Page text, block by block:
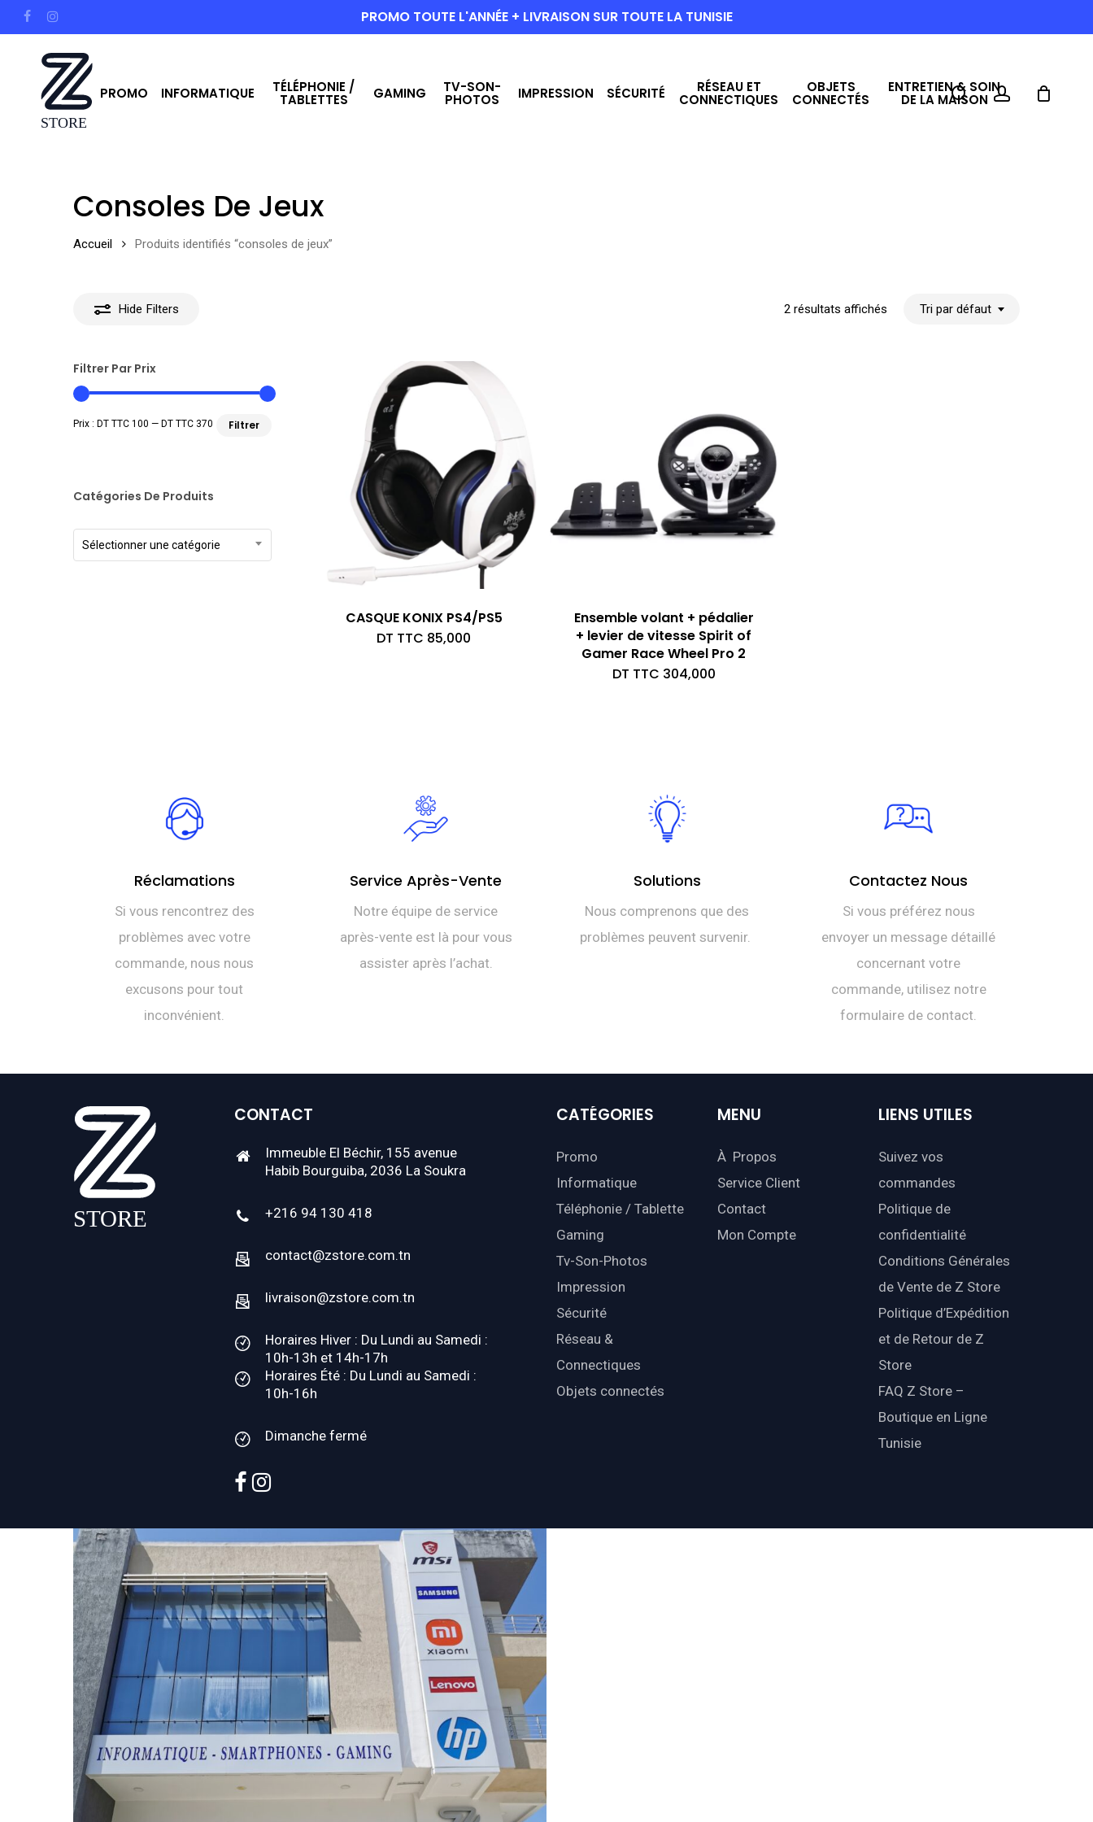
to
facebookinstagram PROMO TOUTE L'ANNÉE + LIVRAISON SUR TOUTE LA TUNISIE
PROMO INFORMATIQUE TÉLÉPHONIE /
TABLETTES GAMING TV-SON-
PHOTOS IMPRESSION SÉCURITÉ RÉSEAU ET
CONNECTIQUES
OBJETS
CONNECTÉS
ENTRETIEN & SOIN
DE LA MAISONsearchaccount
Consoles De Jeux
Accueil Produits identifiés “consoles de jeux”
Hide Filters 2 résultats affichés Tri par défaut
Filtrer Par Prix
Filtrer
Prix : DT TTC 100 — DT TTC 370
Catégories De Produits
Sélectionner une catégorie
CASQUE KONIX PS4/PS5
DT TTC 85,000
Ensemble volant + pédalier
+ levier de vitesse Spirit of
Gamer Race Wheel Pro 2
DT TTC 304,000
Réclamations
Si vous rencontrez des
problèmes avec votre
commande, nous nous
excusons pour tout
inconvénient.
Service Après-Vente
Notre équipe de service
après-vente est là pour vous
assister après l’achat.
Solutions
Nous comprenons que des
problèmes peuvent survenir.
Contactez Nous
Si vous préférez nous
envoyer un message détaillé
concernant votre
commande, utilisez notre
formulaire de contact.
CONTACT
Immeuble El Béchir, 155 avenue
Habib Bourguiba, 2036 La Soukra
+216 94 130 418
contact@zstore.com.tn
livraison@zstore.com.tn
Horaires Hiver : Du Lundi au Samedi :
10h-13h et 14h-17h
Horaires Été : Du Lundi au Samedi :
10h-16h
Dimanche fermé
facebook
instagram
CATÉGORIES
Promo
Informatique
Téléphonie / Tablette
Gaming
Tv-Son-Photos
Impression
Sécurité
Réseau &
Connectiques
Objets connectés
MENU
À Propos
Service Client
Contact
Mon Compte
LIENS UTILES
Suivez vos
commandes
Politique de
confidentialité
Conditions Générales
de Vente de Z Store
Politique d’Expédition
et de Retour de Z
Store
FAQ Z Store –
Boutique en Ligne
Tunisie